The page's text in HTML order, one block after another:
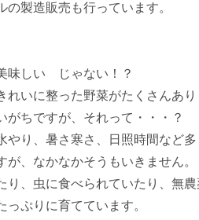
の製造販売も行っています。
しい　じゃない！？
れいに整った野菜がたくさんあ
がちですが、それって・・・？
やり、暑さ寒さ、日照時間など
が、なかなかそうもいきません。
り、虫に食べられていたり、無
っぷりに育てています。